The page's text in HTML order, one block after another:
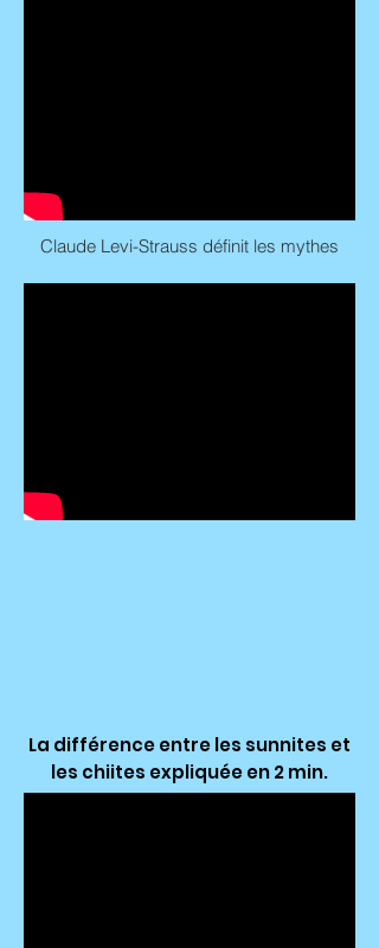
Claude Levi-Strauss définit les mythes
La différence entre les sunnites et
les chiites expliquée en 2 min.